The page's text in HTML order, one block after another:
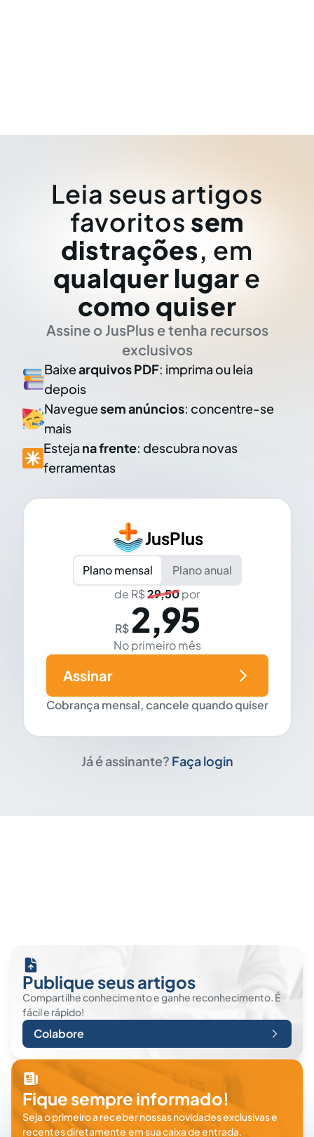
Leia seus artigos
favoritos sem
distrações, em
qualquer lugar e
como quiser
Assine o JusPlus e tenha recursos
exclusivos
Baixearquivos PDF: imprima ou leia
depois
Naveguesem anúncios: concentre-se
mais
Esteja na frente: descubra novas
ferramentas
JusPlus
Plano mensal
Plano anual
de R$29,50por
R$ 2,95
No primeiro mês
Cobrança mensal, cancele quando quiser
Assinar
Já é assinante? Faça login
Publique seus artigos
Compartilhe conhecimento e ganhe reconhecimento. É
fácil e rápido!
Colabore
Fique sempre informado!
Seja o primeiro a receber nossas novidades exclusivas e
recentes diretamente em sua caixa de entrada.